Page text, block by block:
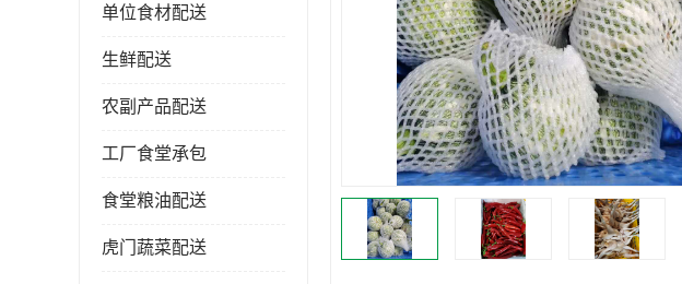
单位食材配送
生鲜配送
农副产品配送
工厂食堂承包
食堂粮油配送
虎门蔬菜配送